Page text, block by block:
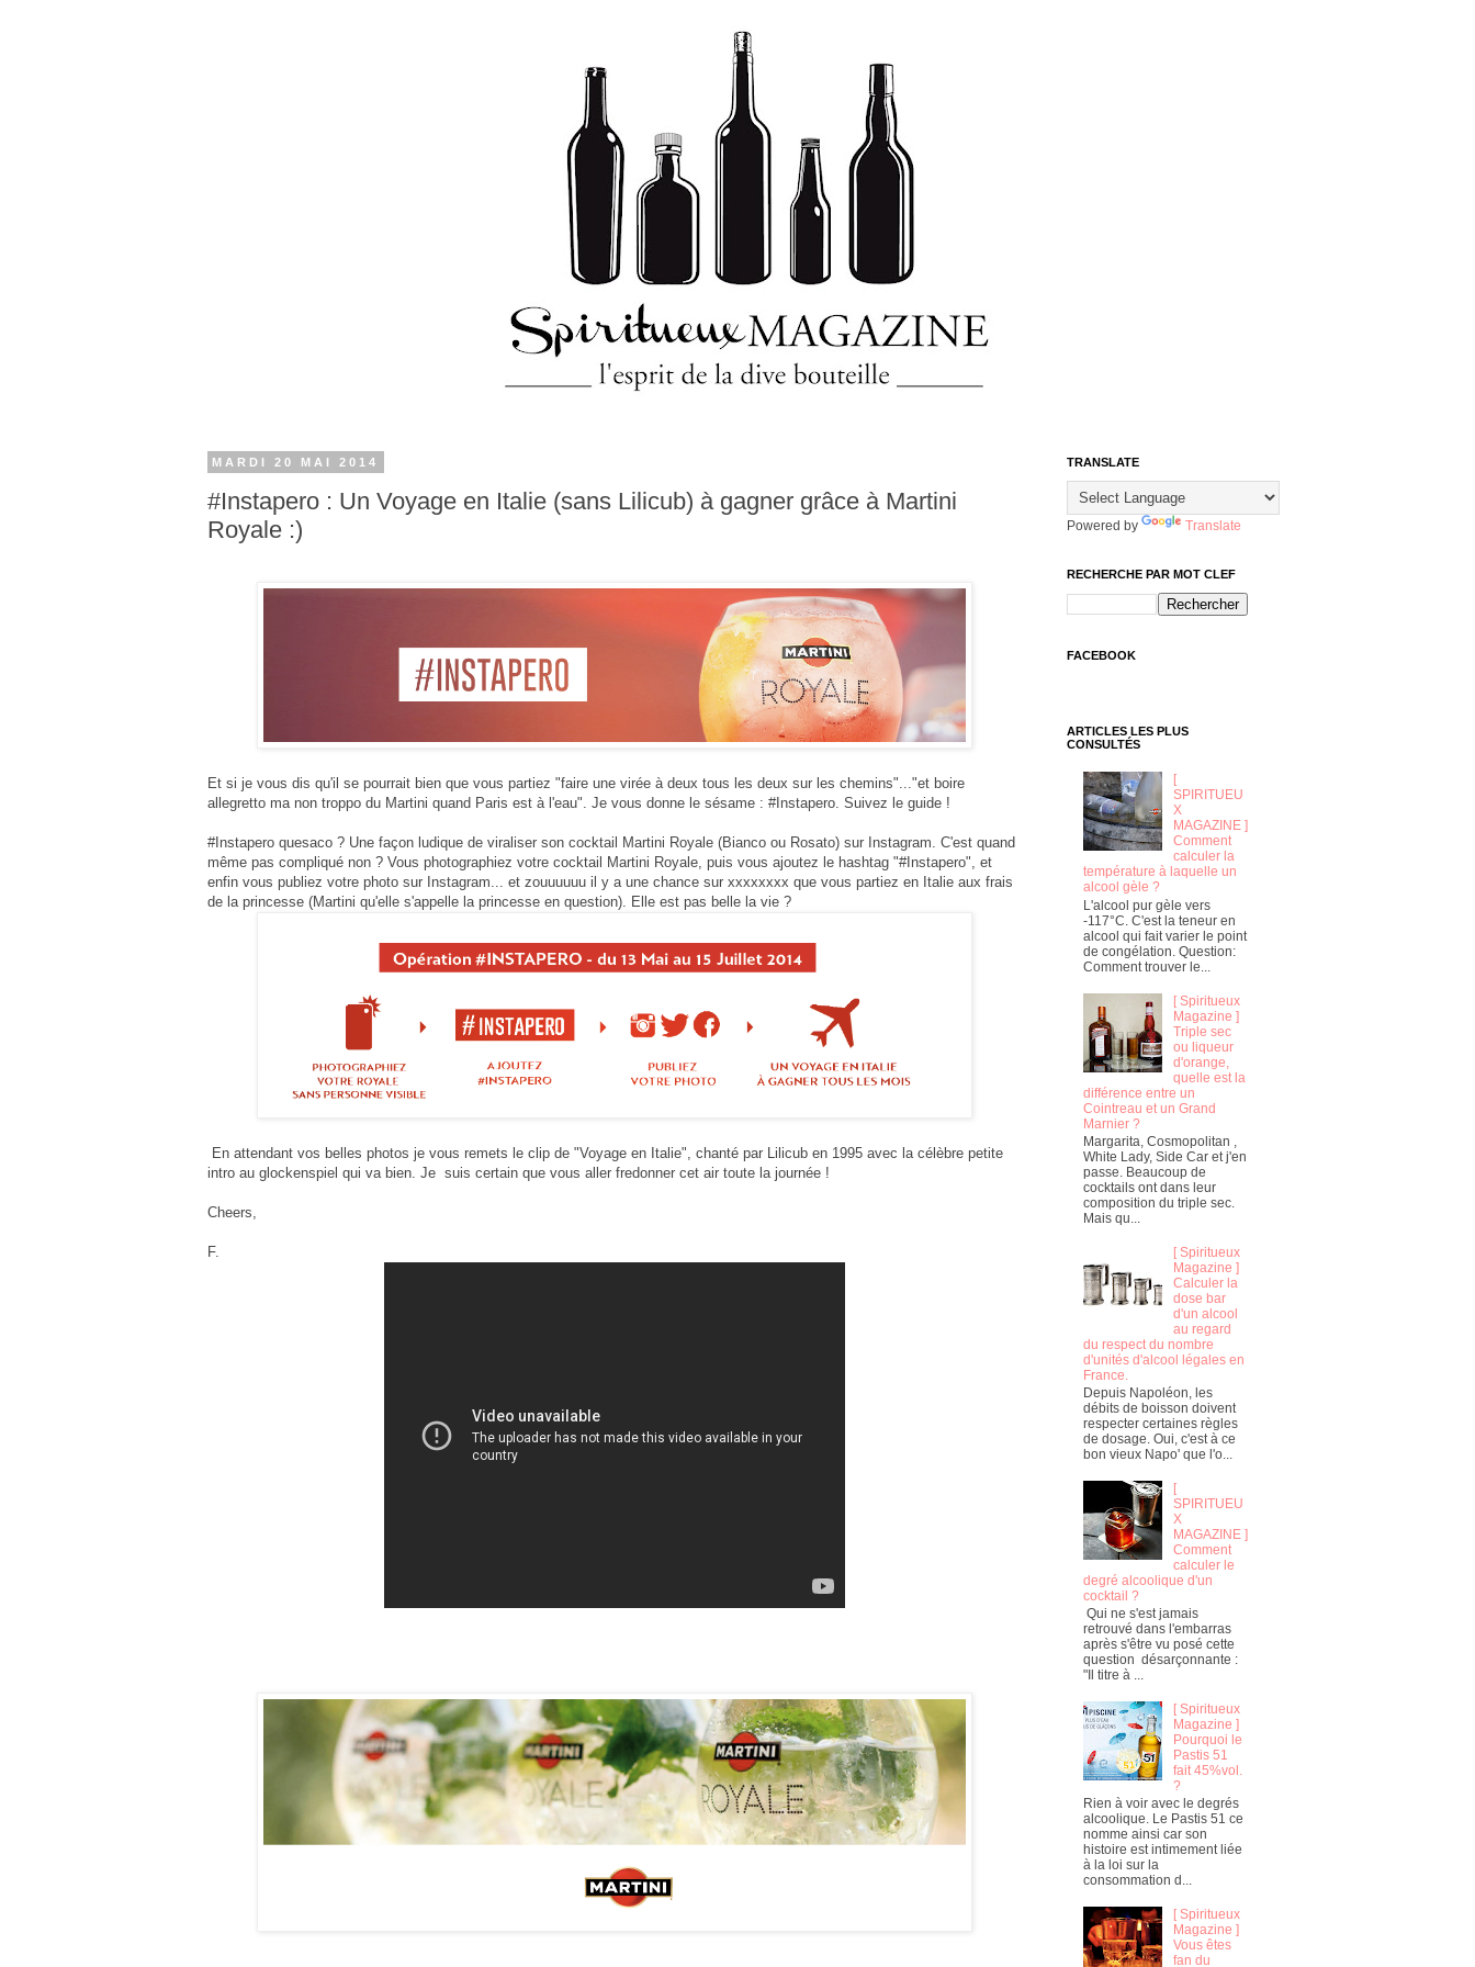
MARDI 20 MAI 2014
#Instapero : Un Voyage en Italie (sans Lilicub) à gagner grâce à Martini
Royale :)
Et si je vous dis qu'il se pourrait bien que vous partiez "faire une virée à deux tous les deux sur les chemins"..."et boire
allegretto ma non troppo du Martini quand Paris est à l'eau". Je vous donne le sésame : #Instapero. Suivez le guide !
#Instapero quesaco ? Une façon ludique de viraliser son cocktail Martini Royale (Bianco ou Rosato) sur Instagram. C'est quand
même pas compliqué non ? Vous photographiez votre cocktail Martini Royale, puis vous ajoutez le hashtag "#Instapero", et
enfin vous publiez votre photo sur Instagram... et zouuuuuu il y a une chance sur xxxxxxxx que vous partiez en Italie aux frais
de la princesse (Martini qu'elle s'appelle la princesse en question). Elle est pas belle la vie ?
En attendant vos belles photos je vous remets le clip de "Voyage en Italie", chanté par Lilicub en 1995 avec la célèbre petite
intro au glockenspiel qui va bien. Je suis certain que vous aller fredonner cet air toute la journée !
Cheers,
F.
TRANSLATE
Powered by Translate
RECHERCHE PAR MOT CLEF
FACEBOOK
ARTICLES LES PLUS
CONSULTÉS
[
SPIRITUEU
X
MAGAZINE ]
Comment
calculer la
température à laquelle un
alcool gèle ?
L'alcool pur gèle vers
-117°C. C'est la teneur en
alcool qui fait varier le point
de congélation. Question:
Comment trouver le...
[ Spiritueux
Magazine ]
Triple sec
ou liqueur
d'orange,
quelle est la
différence entre un
Cointreau et un Grand
Marnier ?
Margarita, Cosmopolitan ,
White Lady, Side Car et j'en
passe. Beaucoup de
cocktails ont dans leur
composition du triple sec.
Mais qu...
[ Spiritueux
Magazine ]
Calculer la
dose bar
d'un alcool
au regard
du respect du nombre
d'unités d'alcool légales en
France.
Depuis Napoléon, les
débits de boisson doivent
respecter certaines règles
de dosage. Oui, c'est à ce
bon vieux Napo' que l'o...
[
SPIRITUEU
X
MAGAZINE ]
Comment
calculer le
degré alcoolique d'un
cocktail ?
Qui ne s'est jamais
retrouvé dans l'embarras
après s'être vu posé cette
question désarçonnante :
"Il titre à ...
[ Spiritueux
Magazine ]
Pourquoi le
Pastis 51
fait 45%vol.
?
Rien à voir avec le degrés
alcoolique. Le Pastis 51 ce
nomme ainsi car son
histoire est intimement liée
à la loi sur la
consommation d...
[ Spiritueux
Magazine ]
Vous êtes
fan du